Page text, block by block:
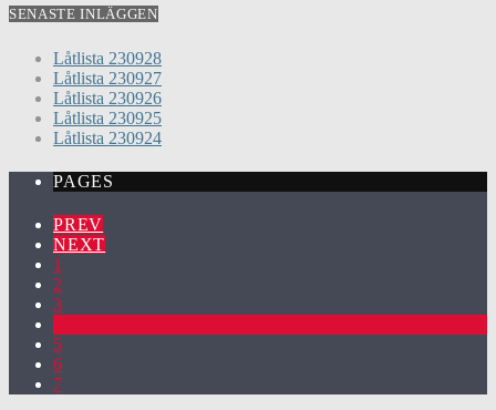
SENASTE INLÄGGEN
Låtlista 230928
Låtlista 230927
Låtlista 230926
Låtlista 230925
Låtlista 230924
PAGES
PREV
NEXT
1
2
3
5
6
7